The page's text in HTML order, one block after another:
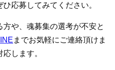
応募してみてください。
や、魂募集の選考が不安と
までお気軽にご連絡頂けま
します。